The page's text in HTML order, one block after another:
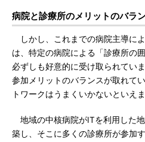
病院と診療所のメリットのバラ
しかし、これまでの病院主導に
は、特定の病院による「診療所の
必ずしも好意的に受け取られてい
参加メリットのバランスが取れて
トワークはうまくいかないといえま
地域の中核病院がITを利用した
築し、そこに多くの診療所が参加